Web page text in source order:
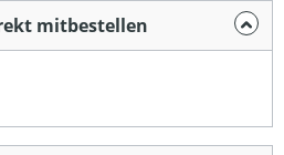
mitbestellen